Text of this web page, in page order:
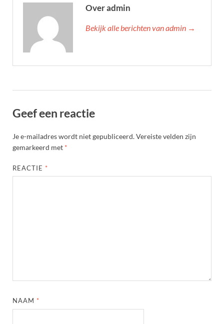
Over admin
Bekijk alle berichten van admin →
Geef een reactie
Je e-mailadres wordt niet gepubliceerd.Vereiste velden zijn
gemarkeerd met *
REACTIE *
NAAM *